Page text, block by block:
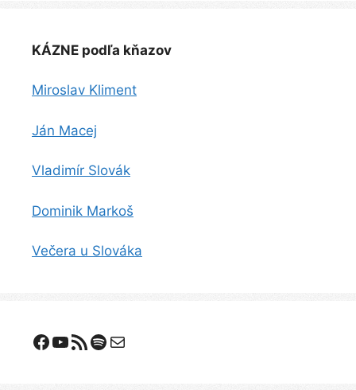
KÁZNE podľa kňazov
Miroslav Kliment
Ján Macej
Vladimír Slovák
Dominik Markoš
Večera u Slováka
Facebook
YouTube
Odoberanie RSSSpotify
E-mail